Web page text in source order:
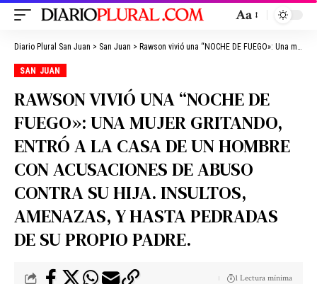
Aa
Diario Plural San Juan > San Juan > Rawson vivió una “NOCHE DE FUEGO»: Una mujer GRITANDO, entró a la casa de UN HOMBRE con acusaciones de abuso contra su hija. Insultos, amenazas, y hasta pedradas de su propio padre.
SAN JUAN
RAWSON VIVIÓ UNA “NOCHE DE
FUEGO»: UNA MUJER GRITANDO,
ENTRÓ A LA CASA DE UN HOMBRE
CON ACUSACIONES DE ABUSO
CONTRA SU HIJA. INSULTOS,
AMENAZAS, Y HASTA PEDRADAS
DE SU PROPIO PADRE.
1 Lectura mínima